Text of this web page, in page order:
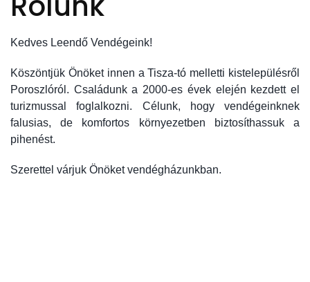
Kedves Leendő Vendégeink!
Köszöntjük Önöket innen a Tisza-tó melletti kistelepülésről
Poroszlóról. Családunk a 2000-es évek elején kezdett el
turizmussal foglalkozni. Célunk, hogy vendégeinknek
falusias, de komfortos környezetben biztosíthassuk a
pihenést.
Szerettel várjuk Önöket vendégházunkban.